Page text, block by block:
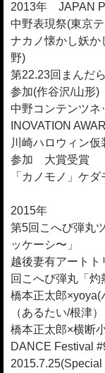
2013年 JAPAN
中野表現祭(東京
ナカノ懐かし妖か
野)
第22.23回まんだ
参加(作谷沢/山形)
中野コンテンツネ
INOVATION
川崎ハロウィン仮
参加 大賞受賞
「カノモノ」ケ
2015年
第5回こへび弾丸
ッケーシ〜」
越後妻有アート
回こへび弾丸「
橋本正太郎×yoya(
（あるたい/根津）
橋本正太郎×横断
DANCE Festival